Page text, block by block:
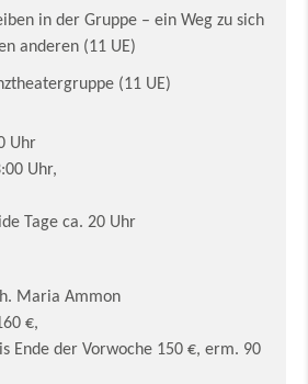
in der Gruppe – ein Weg zu sich
anderen (11 UE)
(11 UE)
Uhr
Uhr,
Tage ca. 20 Uhr
Maria Ammon
€,
Ende der Vorwoche 150 €, erm. 90